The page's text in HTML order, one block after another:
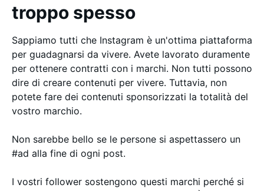
troppo spesso
Sappiamo tutti che Instagram è un'ottima piattaforma
per guadagnarsi da vivere. Avete lavorato duramente
per ottenere contratti con i marchi. Non tutti possono
dire di creare contenuti per vivere. Tuttavia, non
potete fare dei contenuti sponsorizzati la totalità del
vostro marchio.
Non sarebbe bello se le persone si aspettassero un
#ad alla fine di ogni post.
I vostri follower sostengono questi marchi perché si